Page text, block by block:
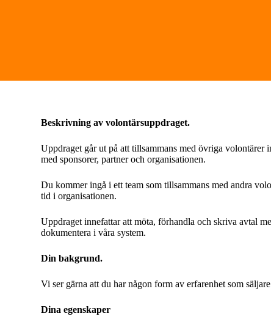
Beskrivning av volontärsuppdraget.
Uppdraget går ut på att tillsammans med övriga
med sponsorer, partner och organisationen.
Du kommer ingå i ett team som tillsammans med andra
tid i organisationen.
Uppdraget innefattar att möta, förhandla och skriva avtal
dokumentera i våra system.
Din bakgrund.
Vi ser gärna att du har någon form av erfarenhet som
Dina egenskaper